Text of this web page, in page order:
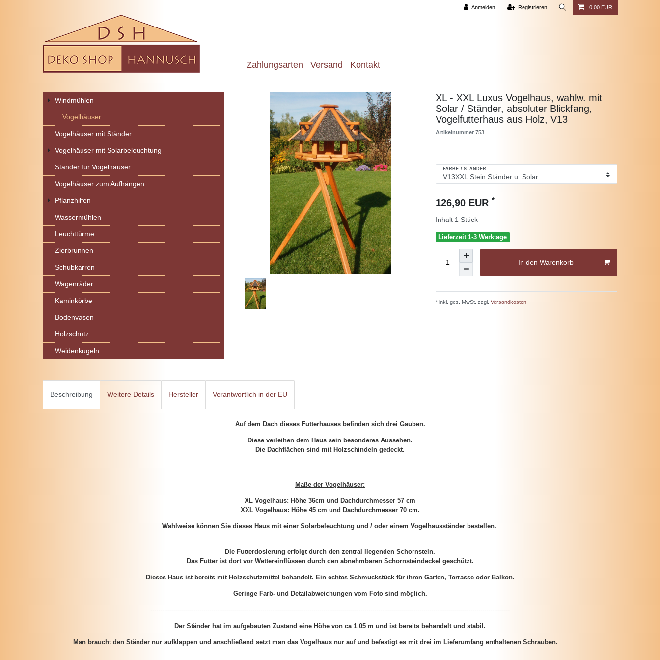
Anmelden Registrieren 0,00 EUR
Zahlungsarten Versand Kontakt
Windmühlen
Vogelhäuser
Vogelhäuser mit Ständer
Vogelhäuser mit Solarbeleuchtung
Ständer für Vogelhäuser
Vogelhäuser zum Aufhängen
Pflanzhilfen
Wassermühlen
Leuchttürme
Zierbrunnen
Schubkarren
Wagenräder
Kaminkörbe
Bodenvasen
Holzschutz
Weidenkugeln
XL - XXL Luxus Vogelhaus, wahlw. mit
Solar / Ständer, absoluter Blickfang,
Vogelfutterhaus aus Holz, V13
Artikelnummer 753
FARBE / STÄNDER
126,90 EUR *
Inhalt 1 Stück
Lieferzeit 1-3 Werktage
In den Warenkorb
* inkl. ges. MwSt. zzgl. Versandkosten
Beschreibung Weitere Details Hersteller Verantwortlich in der EU
Auf dem Dach dieses Futterhauses befinden sich drei Gauben.
Diese verleihen dem Haus sein besonderes Aussehen.
Die Dachflächen sind mit Holzschindeln gedeckt.
Maße der Vogelhäuser:
XL Vogelhaus: Höhe 36cm und Dachdurchmesser 57 cm
XXL Vogelhaus: Höhe 45 cm und Dachdurchmesser 70 cm.
Wahlweise können Sie dieses Haus mit einer Solarbeleuchtung und / oder einem Vogelhausständer bestellen.
Die Futterdosierung erfolgt durch den zentral liegenden Schornstein.
Das Futter ist dort vor Wettereinflüssen durch den abnehmbaren Schornsteindeckel geschützt.
Dieses Haus ist bereits mit Holzschutzmittel behandelt. Ein echtes Schmuckstück für ihren Garten, Terrasse oder Balkon.
Geringe Farb- und Detailabweichungen vom Foto sind möglich.
---------------------------------------------------------------------------------------------------------------------------------------------------------------------------------------
Der Ständer hat im aufgebauten Zustand eine Höhe von ca 1,05 m und ist bereits behandelt und stabil.
Man braucht den Ständer nur aufklappen und anschließend setzt man das Vogelhaus nur auf und befestigt es mit drei im Lieferumfang enthaltenen Schrauben.